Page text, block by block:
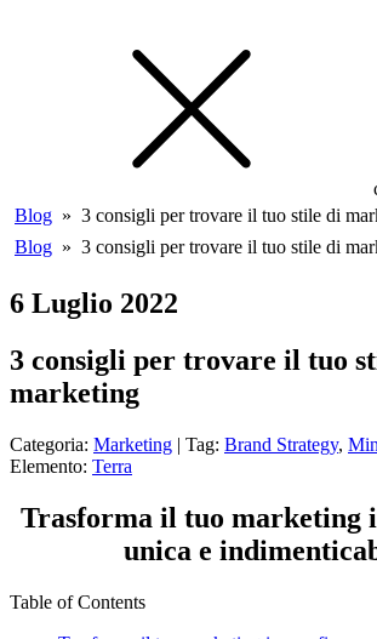
Blog » 3 consigli per trovare il tuo stile di
Blog » 3 consigli per trovare il tuo stile di
6 Luglio 2022
3 consigli per trovare il tuo
marketing
Categoria: Marketing | Tag: Brand Strategy,
Elemento: Terra
Trasforma il tuo marketing
unica e
Table of Contents